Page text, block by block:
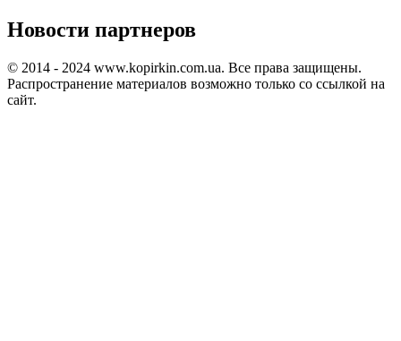
Новости партнеров
© 2014 - 2024 www.kopirkin.com.ua. Все права защищены.
Распространение материалов возможно только со ссылкой на
сайт.